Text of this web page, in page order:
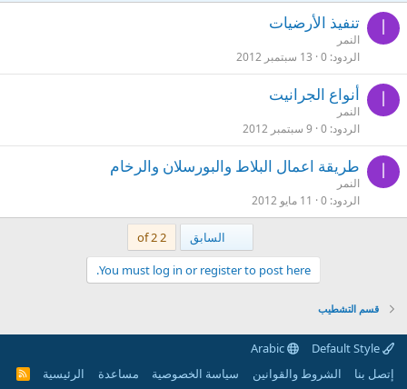
ا تنفيذ الأرضيات
النمر
الردود 0 13 سبتمبر 2012
ا أنواع الجرانيت
النمر
الردود 0 9 سبتمبر 2012
ا طريقة اعمال البلاط والبورسلان والرخام
النمر
الردود 0 11 مايو 2012
السابق
2 of 2
You must log in or register to post here.
قسم التشطيب
Arabic
إتصل بنا
الشروط والقوانين سياسة الخصوصية مساعدة الرئيسية
R